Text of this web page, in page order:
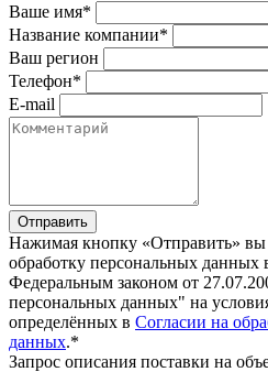
Ваше имя*
Название компании*
Ваш регион
Телефон*
E-mail
Отправить
Нажимая кнопку «Отправить» вы
обработку персональных данных
Федеральным законом от
персональных данных" на
определённых в Согласии на
данных.*
Запрос описания поставки на